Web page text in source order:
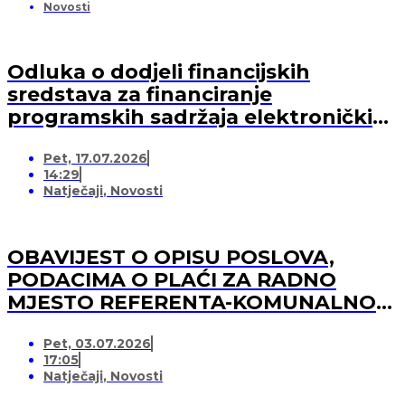
Novosti
Odluka o dodjeli financijskih
sredstava za financiranje
programskih sadržaja elektroničkih
medijskih usluga)
Pet, 17.07.2026
14:29
Natječaji, Novosti
OBAVIJEST O OPISU POSLOVA,
PODACIMA O PLAĆI ZA RADNO
MJESTO REFERENTA-KOMUNALNOG
Pet, 03.07.2026
17:05
Natječaji, Novosti